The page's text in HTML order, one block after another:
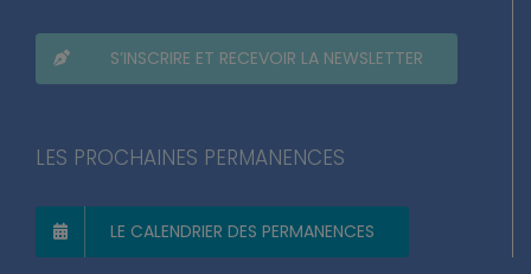
S’INSCRIRE ET RECEVOIR LA NEWSLETTER
LES PROCHAINES PERMANENCES
LE CALENDRIER DES PERMANENCES